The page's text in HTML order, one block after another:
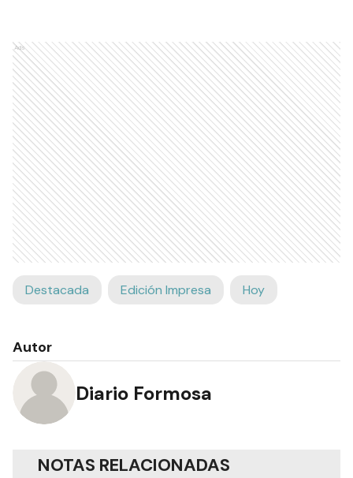
Ads
Destacada Edición Impresa Hoy
Autor
Diario Formosa
NOTAS RELACIONADAS